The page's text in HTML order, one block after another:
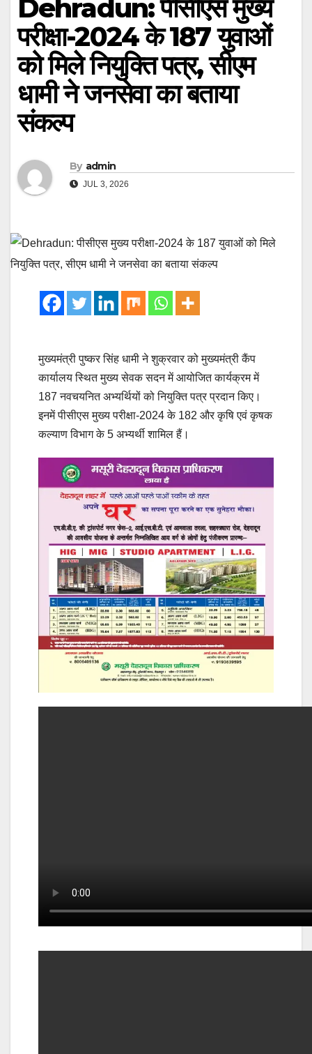
Dehradun: पीसीएस मुख्य
परीक्षा-2024 के 187 युवाओं
को मिले नियुक्ति पत्र, सीएम
धामी ने जनसेवा का बताया
संकल्प
By admin
JUL 3, 2026
मुख्यमंत्री पुष्कर सिंह धामी ने शुक्रवार को मुख्यमंत्री कैंप
कार्यालय स्थित मुख्य सेवक सदन में आयोजित कार्यक्रम में
187 नवचयनित अभ्यर्थियों को नियुक्ति पत्र प्रदान किए।
इनमें पीसीएस मुख्य परीक्षा-2024 के 182 और कृषि एवं कृषक
कल्याण विभाग के 5 अभ्यर्थी शामिल हैं।